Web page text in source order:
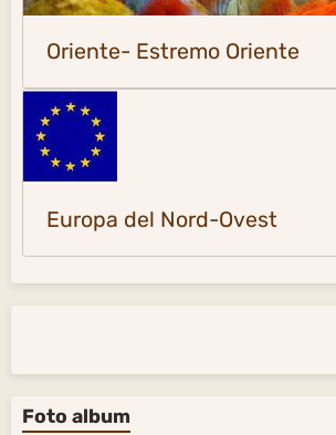
Oriente- Estremo Oriente
Europa del Nord-Ovest
Foto album